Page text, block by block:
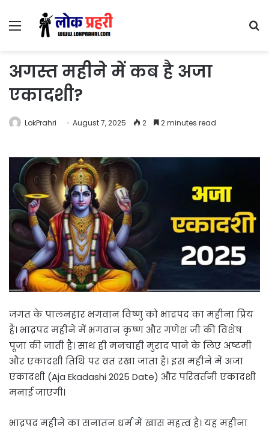
Menu
अगस्त महीने में कब है अजा
एकादशी?
LokPrahri August 7, 2025 2 2 minutes read
जगत के पालनहार भगवान विष्णु को भाद्रपद का महीना प्रिय
है। भाद्रपद महीने में भगवान कृष्ण और गणेश जी की विशेष
पूजा की जाती है। साथ ही मनचाही मुराद पाने के लिए अष्टमी
और एकादशी तिथि पर व्रत रखा जाता है। इस महीने में अजा
एकादशी (Aja Ekadashi 2025 Date) और परिवर्तनी एकादशी
मनाई जाएगी।
भाद्रपद महीने का सनातन धर्म में खास महत्व है। यह महीना